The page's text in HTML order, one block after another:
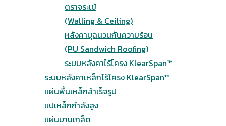
ตราจระเข้
(Walling & Ceiling)
หลังคาบุฉนวนกันความร้อน
(PU Sandwich Roofing)
ระบบหลังคาไร้โครง KlearSpan™
ระบบหลังคาเหล็กไร้โครง KlearSpan™
แผ่นพื้นเหล็กสำเร็จรูป
แปเหล็กกำลังสูง
แผ่นบานเกล็ด